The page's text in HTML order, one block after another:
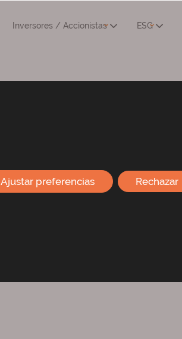
Inversores / Accionistas ESG
Rechazar
Ajustar preferencias